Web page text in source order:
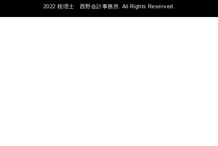
2022 税理士 西野会計事務所. All Rights Reserved.